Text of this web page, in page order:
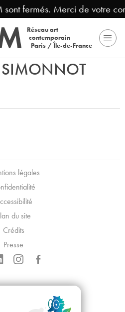
fermés. Merci de votre
Réseau art
contemporain
Paris / Île-de-France
légales
du site
Crédits
Presse